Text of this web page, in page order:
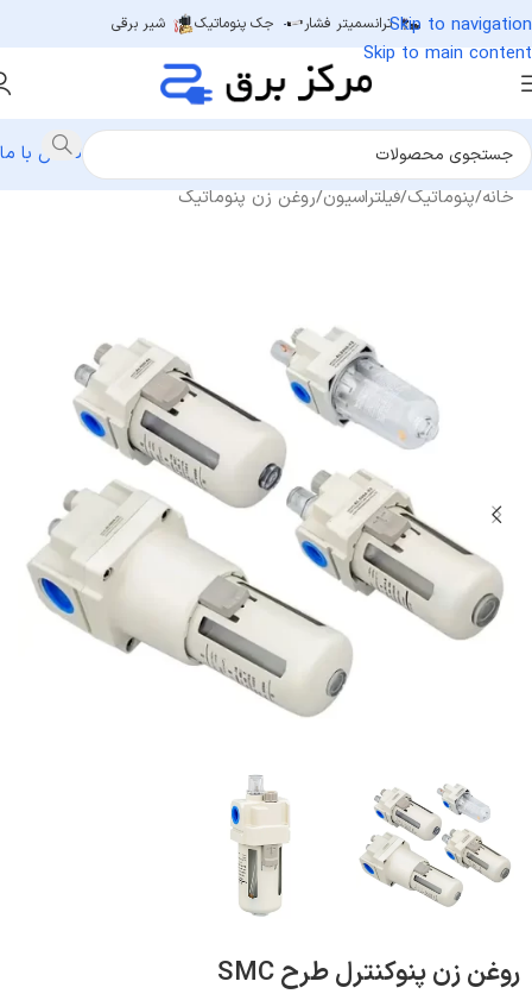
Skip to navigation
Skip to main content
ترانسمیتر فشار جک پنوماتیک شیر برقی
تماس با ما
خانه/پنوماتیک/فیلتراسیون/روغن زن پنوماتیک
روغن زن پنوکنترل طرح SMC